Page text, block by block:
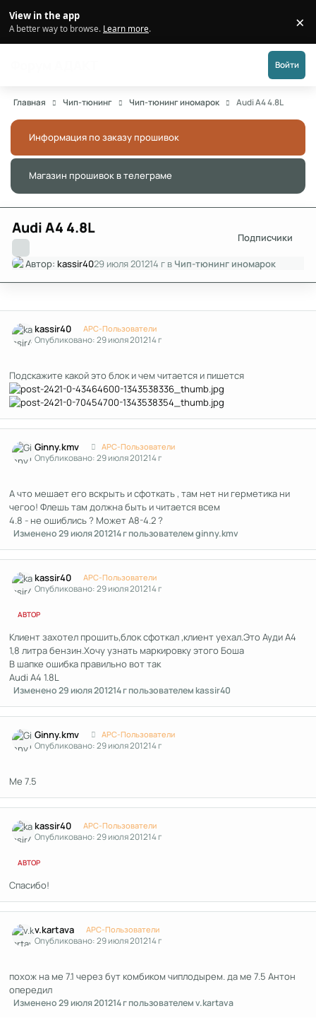
View in the app
A better way to browse. Learn more. ×
Войти
Главная Чип-тюнинг Чип-тюнинг иномарок Audi A4 4.8L
Информация по заказу прошивок
Магазин прошивок в телеграме
Audi A4 4.8L
Подписчики
Автор: kassir4029 июля 201214 г в Чип-тюнинг иномарок
kassir40 APC-Пользователи
Опубликовано:29 июля 201214 г
Подскажите какой это блок и чем читается и пишется
Ginny.kmv APC-Пользователи
Опубликовано:29 июля 201214 г
А что мешает его вскрыть и сфоткать , там нет ни герметика ни
чегоо! Флешь там должна быть и читается всем
4.8 - не ошиблись ? Может А8-4.2 ?
Изменено29 июля 201214 гпользователем ginny.kmv
kassir40 APC-Пользователи
Опубликовано:29 июля 201214 г
АВТОР
Клиент захотел прошить,блок сфоткал ,клиент уехал.Это Ауди А4
1,8 литра бензин.Хочу узнать маркировку этого Боша
В шапке ошибка правильно вот так
Audi A4 1.8L
Изменено29 июля 201214 гпользователем kassir40
Ginny.kmv APC-Пользователи
Опубликовано:29 июля 201214 г
Ме 7.5
kassir40 APC-Пользователи
Опубликовано:29 июля 201214 г
АВТОР
Спасибо!
v.kartava APC-Пользователи
Опубликовано:29 июля 201214 г
похож на ме 7.1 через бут комбиком чиплодырем. да ме 7.5 Антон
опередил
Изменено29 июля 201214 гпользователем v.kartava